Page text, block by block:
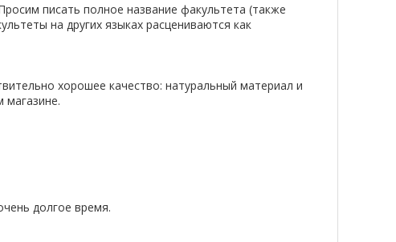
писать полное название факультета (также
на других языках расцениваются как
хорошее качество: натуральный материал и
магазине.
долгое время.